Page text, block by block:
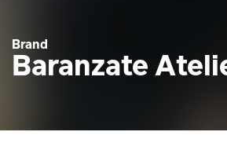
Brand
Baranzate